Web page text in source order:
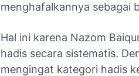
menghafalkannya sebagai
Hal ini karena Nazom
hadis secara sistematis.
mengingat kategori hadis